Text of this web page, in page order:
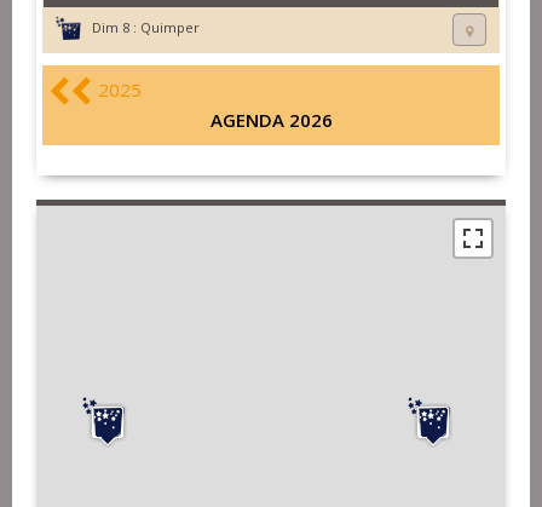
Dim 8 : Quimper
2025
AGENDA 2026